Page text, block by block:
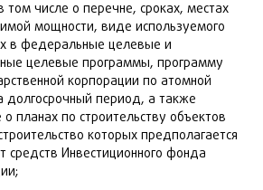
том числе о перечне, сроках, местах
мощности, виде используемого
в федеральные целевые и
целевые программы, программу
корпорации по атомной
долгосрочный период, а также
планах по строительству объектов
которых предполагается
средств Инвестиционного фонда